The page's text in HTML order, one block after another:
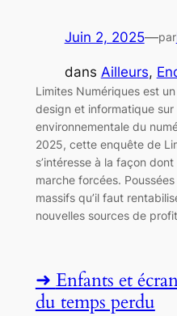
Juin 2, 2025—par
dans Ailleurs,
Limites Numériques est
design et informatique sur
environnementale du
2025, cette enquête de
s’intéresse à la façon
marche forcées.
massifs qu’il faut
nouvelles sources de
Enfants et
du temps perdu